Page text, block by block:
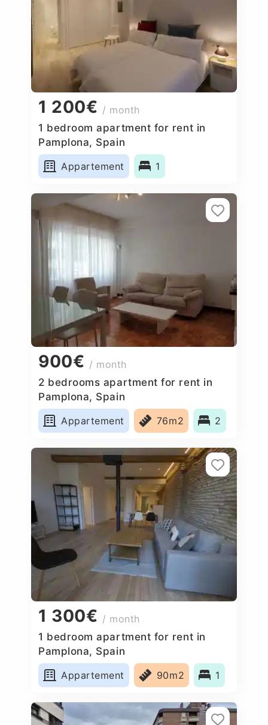
1 200€ / month
1 bedroom apartment for rent in
Pamplona, Spain
Appartement
1
900€ / month
2 bedrooms apartment for rent in
Pamplona, Spain
Appartement
76m2 2
1 300€ / month
1 bedroom apartment for rent in
Pamplona, Spain
Appartement
90m2 1